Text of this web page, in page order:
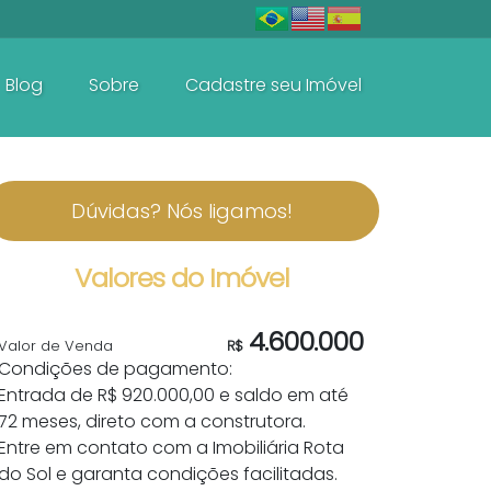
Cadastre seu Imóvel
Sobre
Blog
Dúvidas? Nós ligamos!
Valores do Imóvel
R$4.600.000
de Venda
de pagamento:
de R$ 920.000,00 e saldo em até
meses, direto com a construtora.
em contato com a Imobiliária Rota
Sol e garanta condições facilitadas.